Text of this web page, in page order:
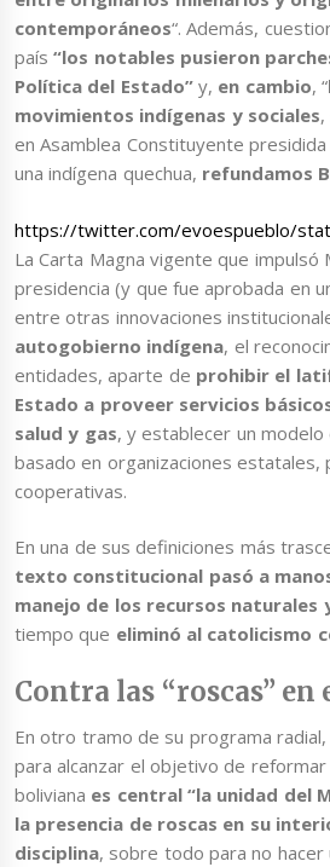
contemporáneos“. Además,
país“los notables pusieron
Política del Estado”y, en cambio, “
movimientos indígenas y sociales
en Asamblea Constituyente
una indígena quechua, refundamos
https://twitter.com/evoespueblo/
La Carta Magna vigente que impulsó
presidencia (y que fue aprobada en
entre otras innovaciones
autogobierno indígena, el
entidades, aparte de prohibir el
Estado a proveer servicios
salud y gas, y establecer un modelo
basado en organizaciones estatales,
cooperativas.
En una de sus definiciones más
texto constitucional pasó a
manejo de los recursos naturales
tiempo que eliminó al catolicismo
Contra las “roscas” en
En otro tramo de su programa
para alcanzar el objetivo de reformar
boliviana es central “la unidad del
la presencia de roscas en su
disciplina, sobre todo para no hacer